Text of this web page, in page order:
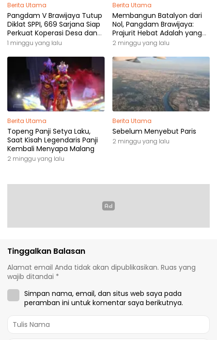
Berita Utama
Pangdam V Brawijaya Tutup
Diklat SPPI, 669 Sarjana Siap
Perkuat Koperasi Desa dan
Kampung Nelayan
1 minggu yang lalu
Berita Utama
Membangun Batalyon dari
Nol, Pangdam Brawijaya:
Prajurit Hebat Adalah yang
Dibutuhkan Rakyat
2 minggu yang lalu
Berita Utama
Topeng Panji Setya Laku,
Saat Kisah Legendaris Panji
Kembali Menyapa Malang
2 minggu yang lalu
Berita Utama
Sebelum Menyebut Paris
2 minggu yang lalu
Tinggalkan Balasan
Alamat email Anda tidak akan dipublikasikan. Ruas yang
wajib ditandai *
Simpan nama, email, dan situs web saya pada
peramban ini untuk komentar saya berikutnya.